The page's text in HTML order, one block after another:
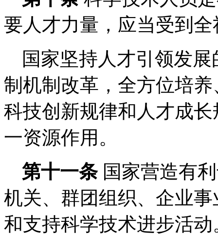
要人才力量，应当受到
国家坚持人才引领发
制机制改革，全方位培
科技创新规律和人才成
一资源作用。
第十一条 国家营造有
机关、群团组织、企业
和支持科学技术进步活动